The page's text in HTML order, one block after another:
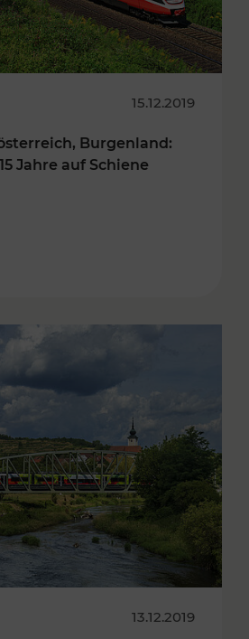
15.12.2019
Burgenland:
Jahre auf Schiene
13.12.2019